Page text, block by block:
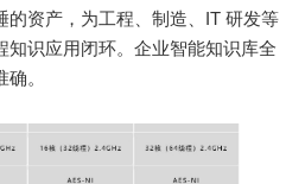
的资产，为工程、制造、IT 研发等
知识应用闭环。企业智能知识库全
。